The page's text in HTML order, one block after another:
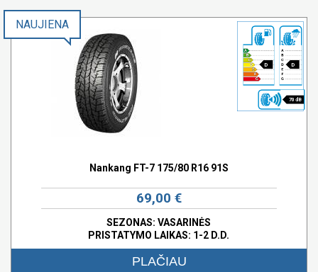
D D
70 dB
NAUJIENA
Nankang FT-7 175/80 R16 91S
69,00 €
SEZONAS: VASARINĖS
PRISTATYMO LAIKAS: 1-2 D.D.
PLAČIAU